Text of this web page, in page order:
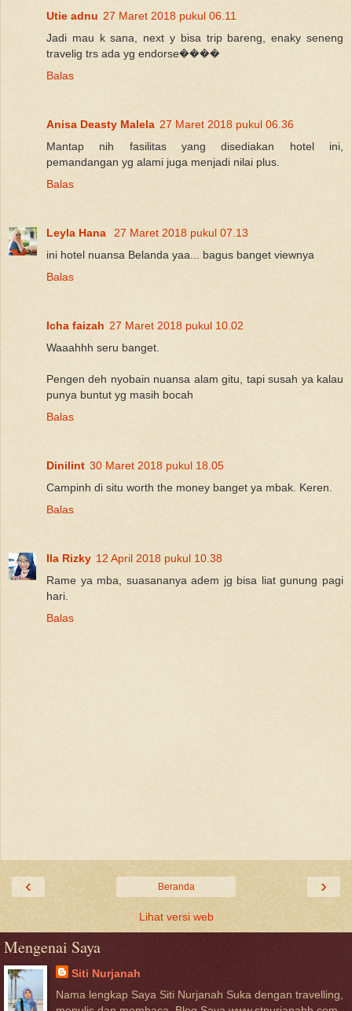
Utie adnu 27 Maret 2018 pukul 06.11
Jadi mau k sana, next y bisa trip bareng, enaky seneng
travelig trs ada yg endorse����
Balas
Anisa Deasty Malela 27 Maret 2018 pukul 06.36
Mantap nih fasilitas yang disediakan hotel ini,
pemandangan yg alami juga menjadi nilai plus.
Balas
Leyla Hana
27 Maret 2018 pukul 07.13
ini hotel nuansa Belanda yaa... bagus banget viewnya
Balas
Icha faizah 27 Maret 2018 pukul 10.02
Waaahhh seru banget.
Pengen deh nyobain nuansa alam gitu, tapi susah ya kalau
punya buntut yg masih bocah
Balas
Dinilint 30 Maret 2018 pukul 18.05
Campinh di situ worth the money banget ya mbak. Keren.
Balas
Ila Rizky 12 April 2018 pukul 10.38
Rame ya mba, suasananya adem jg bisa liat gunung pagi
hari.
Balas
‹ ›
Beranda
Lihat versi web
Mengenai Saya
Siti Nurjanah
Nama lengkap Saya Siti Nurjanah Suka dengan travelling,